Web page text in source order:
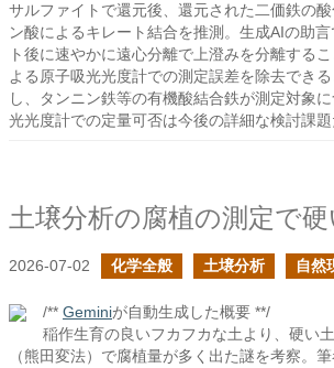
サルファイトで還元後、還元された二価鉄の
ン酸によるキレート結合を推測。生成AIの助
ト後に速やかに遠心分離で上澄みを分離する
よる原子吸光光度計での測定誤差を除去でき
し、タンニン鉄等の有機酸結合鉄が測定対象
光光度計での定量可否は今後の詳細な検討課題
2026-07-02 化学全般 土壌分析 自然
/** Geminiが自動生成した概要 **/
稲作生育の良いフカフカな土より、硬い
（熊田変法）で腐植量が多く出た謎を考察。